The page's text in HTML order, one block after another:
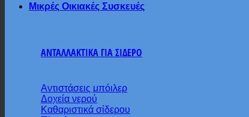
Μικρές Οικιακές Συσκευές
ΑΝΤΑΛΛΑΚΤΙΚΑ ΓΙΑ ΣΙΔΕΡΟ
Αντιστάσεις μπόιλερ
Δοχεία νερού
Καθαριστικά σίδερου